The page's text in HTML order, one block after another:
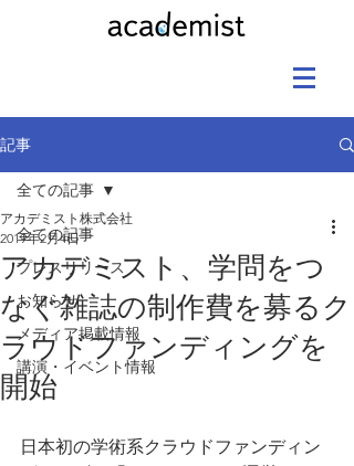
記事
全ての記事
プレスリリース
お知らせ
メディア掲載情報
講演・イベント情報
全ての記事
アカデミスト、学問をつ
なぐ雑誌の制作費を募るク
ラウドファンディングを
開始
アカデミスト株式会社
2019年2月4日
日本初の学術系クラウドファンディン